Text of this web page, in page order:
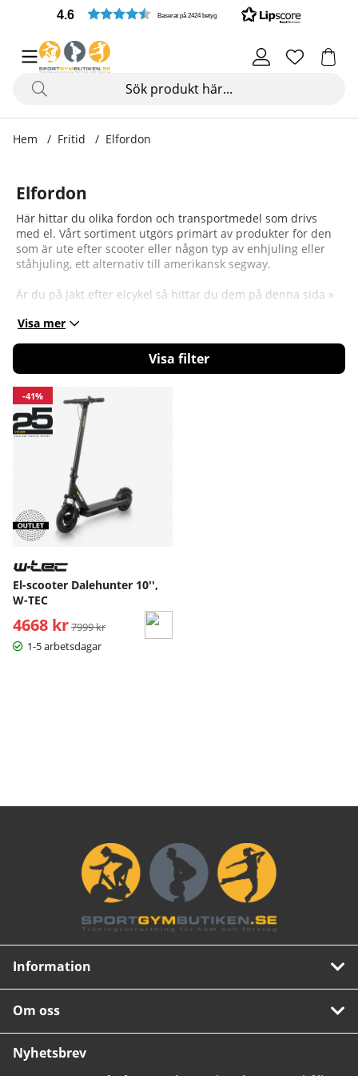
4.6 Baserat på 2424 betyg
Hem Fritid Elfordon
Elfordon
Här hittar du olika fordon och transportmedel som drivs
med el. Vårt sortiment utgörs primärt av produkter för den
som är ute efter scooter eller någon typ av enhjuling eller
ståhjuling, ett alternativ till amerikansk segway.
Är du på jakt efter elcykel så hittar du dem på denna sida »
Visa mer
Filtrera
Produkter
-41%
El-scooter Dalehunter 10'',
W-TEC
4668 krOrdinarie pris:
7999 kr
1-5 arbetsdagar
Information
Om oss
Nyhetsbrev